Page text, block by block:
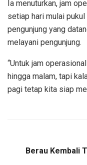
Ia menuturkan, jam
setiap hari mulai
pengunjung yang
melayani pengunjung.
“Untuk jam
hingga malam, tapi
pagi tetap kita siap
Berau Kembali